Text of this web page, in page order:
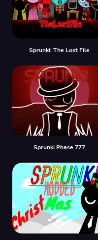
Sprunki: The Lost File
Sprunki Phase 777